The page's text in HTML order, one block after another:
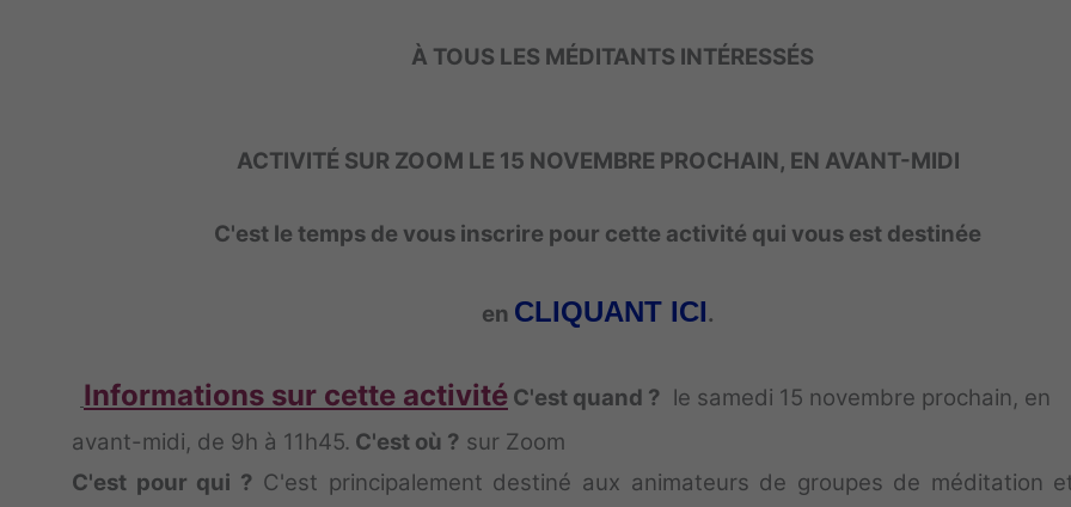
À TOUS LES MÉDITANTS INTÉRESSÉS
ACTIVITÉ SUR ZOOM LE 15 NOVEMBRE PROCHAIN, EN AVANT-MIDI
C'est le temps de vous inscrire pour cette activité qui vous est destinée
en CLIQUANT ICI.
Informations sur cette activité C'est quand ? le samedi 15 novembre prochain, en
avant-midi, de 9h à 11h45. C'est où ? sur Zoom
C'est pour qui ? C'est principalement destiné aux animateurs de groupes de méditation